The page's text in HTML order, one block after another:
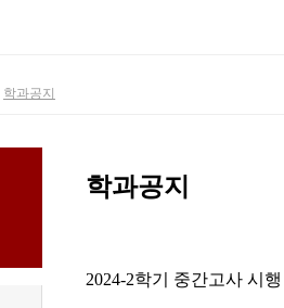
학과공지
학과공지
2024-2학기 중간고사 시행